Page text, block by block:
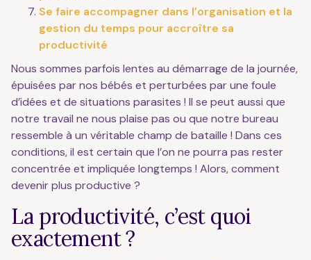
Se faire accompagner dans l’organisation et la
gestion du temps pour accroître sa
productivité
Nous sommes parfois lentes au démarrage de la journée,
épuisées par nos bébés et perturbées par une foule
d’idées et de situations parasites ! Il se peut aussi que
notre travail ne nous plaise pas ou que notre bureau
ressemble à un véritable champ de bataille ! Dans ces
conditions, il est certain que l’on ne pourra pas rester
concentrée et impliquée longtemps ! Alors, comment
devenir plus productive ?
La productivité, c’est quoi
exactement ?